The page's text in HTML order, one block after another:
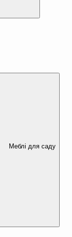
Меблі для саду